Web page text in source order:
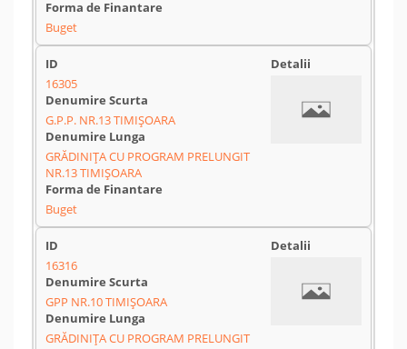
Buget
16305
G.P.P. NR.13 TIMIȘOARA
GRĂDINIȚA CU PROGRAM PRELUNGIT
NR.13 TIMIȘOARA
Buget
16316
GPP NR.10 TIMIȘOARA
GRĂDINIȚA CU PROGRAM PRELUNGIT